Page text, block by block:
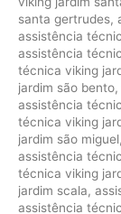
santa gertrudes,
assistência
assistência
técnica viking
jardim são bento,
assistência
técnica viking
jardim são miguel,
assistência
técnica viking
jardim scala,
assistência